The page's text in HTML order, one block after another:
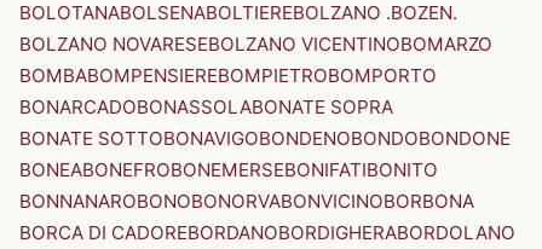
BOLOTANABOLSENABOLTIEREBOLZANO .BOZEN.
BOLZANO NOVARESEBOLZANO VICENTINOBOMARZO
BOMBABOMPENSIEREBOMPIETROBOMPORTO
BONARCADOBONASSOLABONATE SOPRA
BONATE SOTTOBONAVIGOBONDENOBONDOBONDONE
BONEABONEFROBONEMERSEBONIFATIBONITO
BONNANAROBONOBONORVABONVICINOBORBONA
BORCA DI CADOREBORDANOBORDIGHERABORDOLANO